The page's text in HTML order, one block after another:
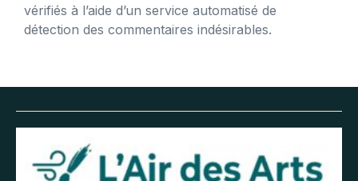
vérifiés à l’aide d’un service automatisé de
détection des commentaires indésirables.